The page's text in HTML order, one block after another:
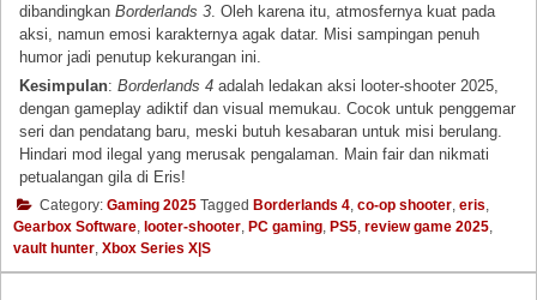
dibandingkanBorderlands 3 . Oleh karena itu, atmosfernya kuat pada
aksi, namun emosi karakternya agak datar. Misi sampingan penuh
humor jadi penutup kekurangan ini.
Kesimpulan:Borderlands 4 adalah ledakan aksi looter-shooter 2025,
dengan gameplay adiktif dan visual memukau. Cocok untuk penggemar
seri dan pendatang baru, meski butuh kesabaran untuk misi berulang.
Hindari mod ilegal yang merusak pengalaman. Main fair dan nikmati
petualangan gila di Eris!
Category: Gaming 2025 Tagged Borderlands 4, co-op shooter, eris,
Gearbox Software, looter-shooter, PC gaming, PS5, review game 2025,
vault hunter, Xbox Series X|S